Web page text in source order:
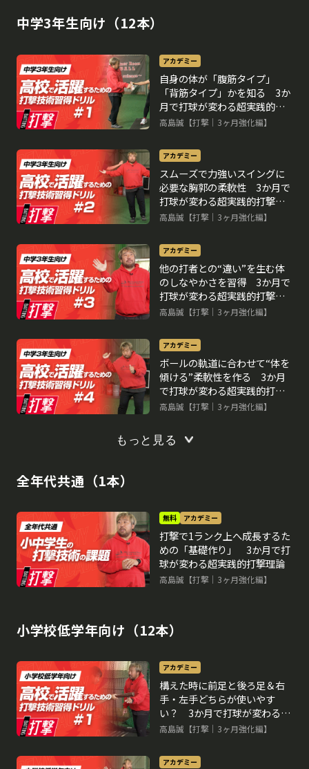
中学3年生向け（12本）
アカデミー
自身の体が「腹筋タイプ」
「背筋タイプ」かを知る 3か
月で打球が変わる超実践的打
撃理論
高島誠【打撃｜3ヶ月強化編】
アカデミー
スムーズで力強いスイングに
必要な胸郭の柔軟性 3か月で
打球が変わる超実践的打撃理
論
高島誠【打撃｜3ヶ月強化編】
再生中
アカデミー
他の打者との“違い”を生む体
のしなやかさを習得 3か月で
打球が変わる超実践的打撃理
論
高島誠【打撃｜3ヶ月強化編】
アカデミー
ボールの軌道に合わせて“体を
傾ける”柔軟性を作る 3か月
で打球が変わる超実践的打撃
理論
高島誠【打撃｜3ヶ月強化編】
もっと見る
全年代共通（1本）
無料 アカデミー
打撃で1ランク上へ成長するた
めの「基礎作り」 3か月で打
球が変わる超実践的打撃理論
高島誠【打撃｜3ヶ月強化編】
小学校低学年向け（12本）
アカデミー
構えた時に前足と後ろ足＆右
手・左手どちらが使いやす
い？ 3か月で打球が変わる超
実践的打撃理論
高島誠【打撃｜3ヶ月強化編】
アカデミー